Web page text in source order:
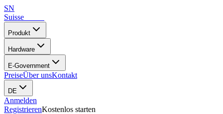
SN
Suisse
Produkt
Hardware
E-Government
PreiseÜber unsKontakt
DE
Anmelden
RegistrierenKostenlos starten